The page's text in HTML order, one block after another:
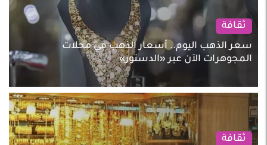
ثقافة
سعر الذهب اليوم.. أسعار الذهب في محلات
المجوهرات الآن عبر «الدستور»
ثقافة